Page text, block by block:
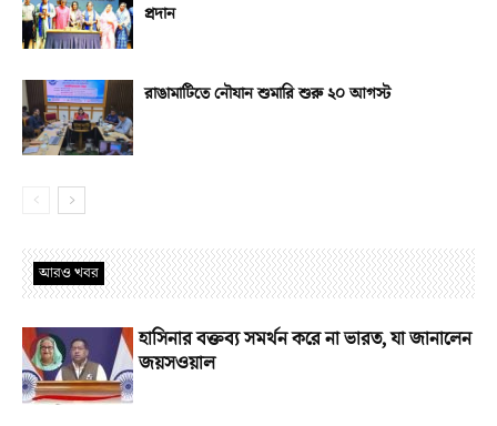
প্রদান
রাঙামাটিতে নৌযান শুমারি শুরু ২০ আগস্ট
আরও খবর
হাসিনার বক্তব্য সমর্থন করে না ভারত, যা জানালেন
জয়সওয়াল